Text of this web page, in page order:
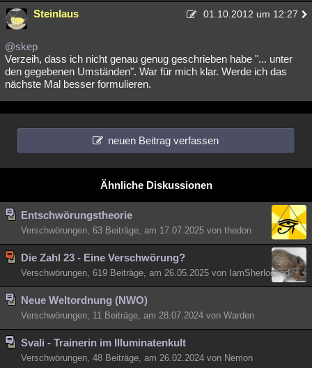
Steinlaus 01.10.2012 um 12:27
@skep
Verzeih, dass ich nicht genau genug geschrieben habe "... unter
den gegebenen Umständen". War für mich klar. Werde ich das
nächste Mal besser formulieren.
neuen Beitrag verfassen
Ähnliche Diskussionen
Entschwörungstheorie
Verschwörungen, 63 Beiträge, am 17.07.2025 von thedon
Die Zahl 23 - Eine Verschwörung?
Verschwörungen, 619 Beiträge, am 26.05.2025 von IamSherlocked
Neue Weltordnung (NWO)
Verschwörungen, 11 Beiträge, am 28.07.2024 von Warden
Svali - Trainerin im Illuminatenkult
Verschwörungen, 48 Beiträge, am 26.02.2024 von Nemon